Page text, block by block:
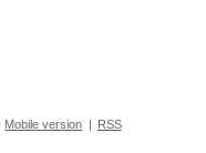
Mobile version | RSS